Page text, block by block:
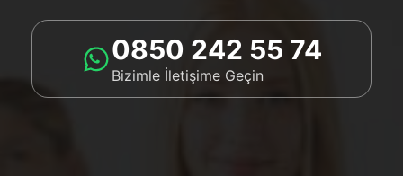
0850 242 55 74
Bizimle İletişime Geçin